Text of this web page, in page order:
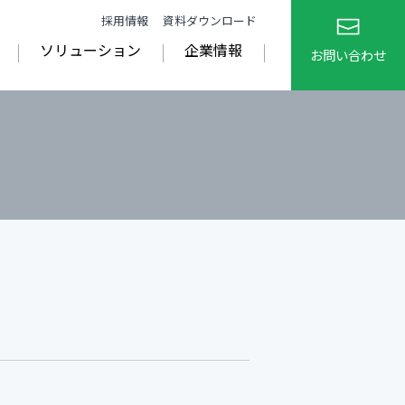
採用情報 資料ダウンロード
ソリューション 企業情報 お問い合わせ